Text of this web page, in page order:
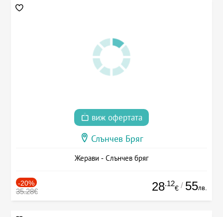
виж офертата
Слънчев Бряг
Жерави - Слънчев бряг
-20%
35.28€ 28.12
€ / 55лв.